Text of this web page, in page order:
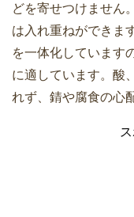
どを寄せつけません
は入れ重ねができま
を一体化しています
に適しています。酸
れず、錆や腐食の心